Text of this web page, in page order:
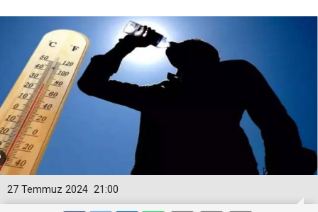
21:00
27 Temmuz 2024